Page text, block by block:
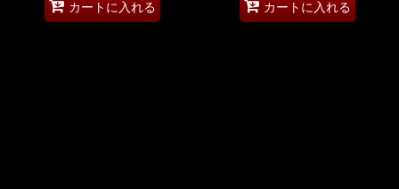
カートに入れる カートに入れる